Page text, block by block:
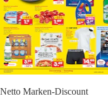
Netto Marken-Discount